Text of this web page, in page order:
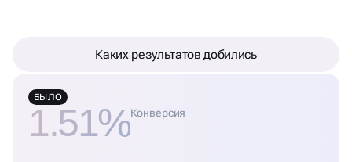
Каких результатов добились
БЫЛО
1.51%Конверсия